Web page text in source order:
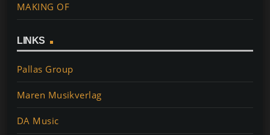
MAKING OF
LINKS
Pallas Group
Maren Musikverlag
DA Music